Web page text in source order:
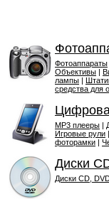
Фотоаппараты
Объективы |
лампы |
средства для
MP3 плееры |
Игровые рули |
фоторамки |
Диски
Диски CD,